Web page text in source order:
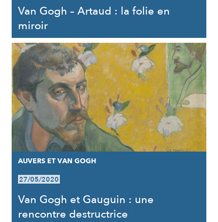
Van Gogh – Artaud : la folie en
miroir
AUVERS ET VAN GOGH
27/05/2020
Van Gogh et Gauguin : une
rencontre destructrice